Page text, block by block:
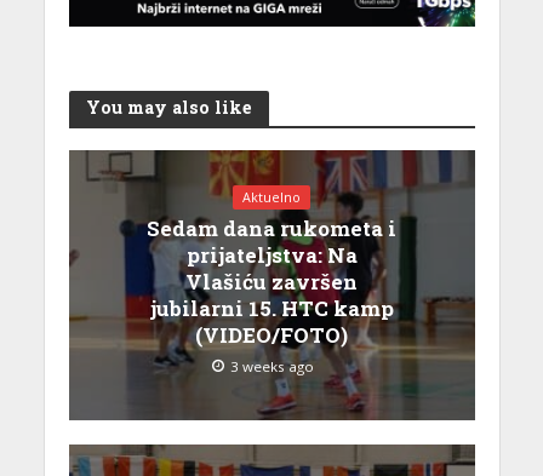
You may also like
Aktuelno
Sedam dana rukometa i
prijateljstva: Na
Vlašiću završen
jubilarni 15. HTC kamp
(VIDEO/FOTO)
3 weeks ago